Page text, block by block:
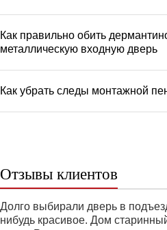
Как правильно обить
металлическую входную дверь
Как убрать следы монтажной
Отзывы клиентов
Долго выбирали дверь в
нибудь красивое. Дом